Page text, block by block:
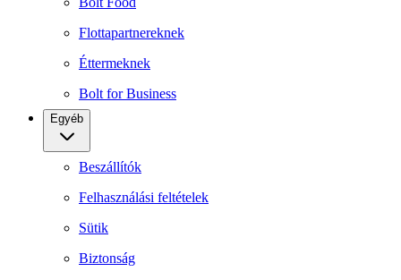
Flottapartnereknek
Éttermeknek
Bolt for Business
Egyéb
Beszállítók
Felhasználási feltételek
Sütik
Biztonság